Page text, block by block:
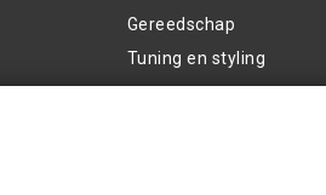
Gereedschap
Tuning en styling